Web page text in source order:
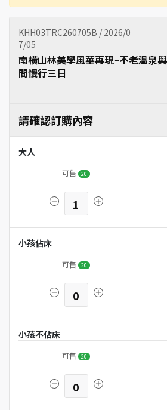
KHH03TRC260705B / 2026/0
7/05
南橫山林美學風華再現~不老溫泉
間慢行三日
請確認訂購內容
大人
可售 20
1
小孩佔床
可售 20
0
小孩不佔床
可售 20
0